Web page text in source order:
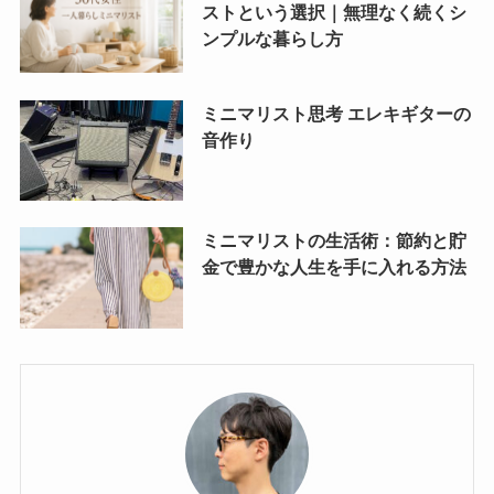
ストという選択｜無理なく続くシ
ンプルな暮らし方
ミニマリスト思考 エレキギターの
音作り
ミニマリストの生活術：節約と貯
金で豊かな人生を手に入れる方法